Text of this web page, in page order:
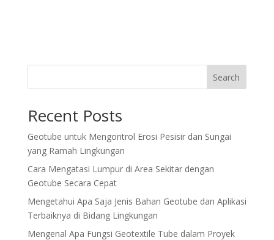
Search
Recent Posts
Geotube untuk Mengontrol Erosi Pesisir dan Sungai
yang Ramah Lingkungan
Cara Mengatasi Lumpur di Area Sekitar dengan
Geotube Secara Cepat
Mengetahui Apa Saja Jenis Bahan Geotube dan Aplikasi
Terbaiknya di Bidang Lingkungan
Mengenal Apa Fungsi Geotextile Tube dalam Proyek